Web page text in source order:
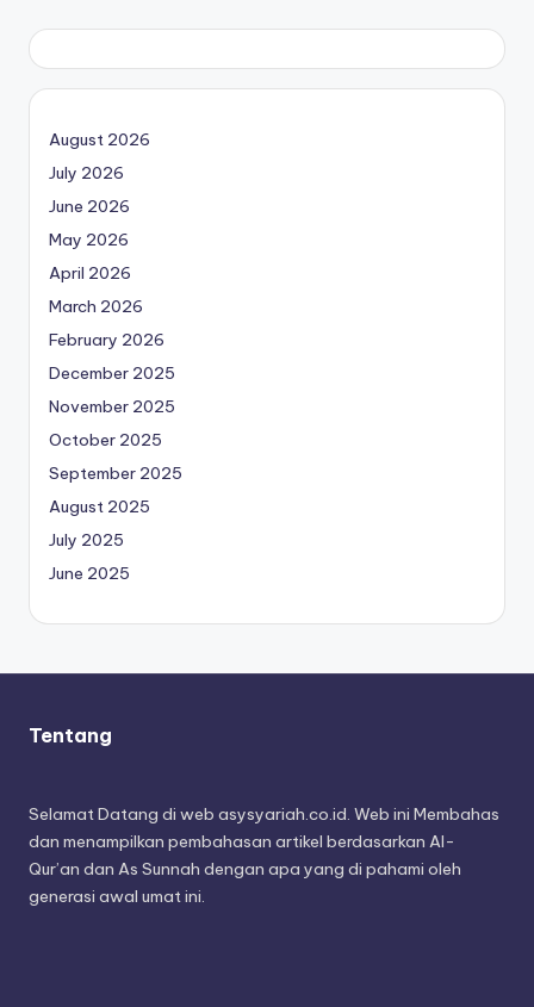
pagination
August 2026
July 2026
June 2026
May 2026
April 2026
March 2026
February 2026
December 2025
November 2025
October 2025
September 2025
August 2025
July 2025
June 2025
Tentang
Selamat Datang di web asysyariah.co.id. Web ini Membahas
dan menampilkan pembahasan artikel berdasarkan Al-
Qur’an dan As Sunnah dengan apa yang di pahami oleh
generasi awal umat ini.